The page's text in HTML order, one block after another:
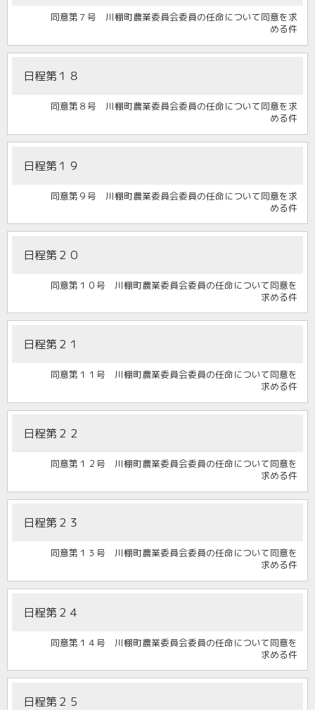
同意第７号 川棚町農業委員会委員の任命について同意を求
める件
日程第１８
同意第８号 川棚町農業委員会委員の任命について同意を求
める件
日程第１９
同意第９号 川棚町農業委員会委員の任命について同意を求
める件
日程第２０
同意第１０号 川棚町農業委員会委員の任命について同意を
求める件
日程第２１
同意第１１号 川棚町農業委員会委員の任命について同意を
求める件
日程第２２
同意第１２号 川棚町農業委員会委員の任命について同意を
求める件
日程第２３
同意第１３号 川棚町農業委員会委員の任命について同意を
求める件
日程第２４
同意第１４号 川棚町農業委員会委員の任命について同意を
求める件
日程第２５